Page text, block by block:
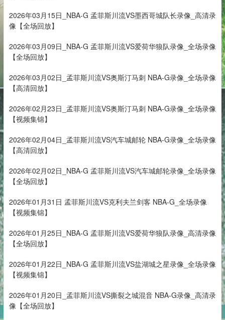
2026年03月15日_NBA-G 孟菲斯川流VS墨西哥城队长录像_高清录
像【全场回放】
2026年03月09日_NBA-G 孟菲斯川流VS爱荷华狼队录像_全场录像
【全场回放】
2026年03月02日_孟菲斯川流VS奥斯汀马刺 NBA-G录像_全场录像
【高清回放】
2026年02月23日_孟菲斯川流VS奥斯汀马刺 NBA-G录像_全场录像
【视频集锦】
2026年02月04日_孟菲斯川流VS汽车城邮轮 NBA-G录像_全场录像
【高清回放】
2026年02月02日_NBA-G 孟菲斯川流VS汽车城邮轮录像_全场录像
【全场回放】
2026年01月31日 孟菲斯川流VS克利夫兰剑客 NBA-G_全场录像
【视频集锦】
2026年01月25日_NBA-G 孟菲斯川流VS爱荷华狼队录像_高清录像
【全场回放】
2026年01月22日_NBA-G 孟菲斯川流VS盐湖城之星录像_全场录像
【视频集锦】
2026年01月20日_孟菲斯川流VS撕裂之城混音 NBA-G录像_高清录
像【全场回放】